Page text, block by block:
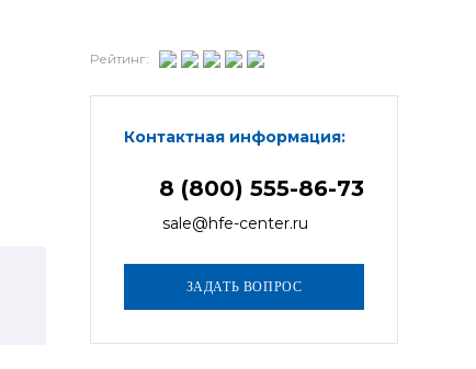
Рейтинг:
Контактная информация:
8 (800) 555-86-73
sale@hfe-center.ru